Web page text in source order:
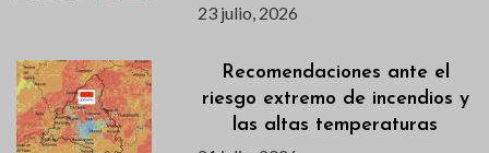
23 julio, 2026
Recomendaciones ante el
riesgo extremo de incendios y
las altas temperaturas